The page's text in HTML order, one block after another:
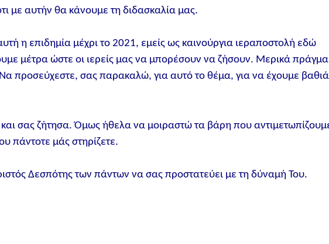
με αυτήν θα κάνουμε τη διδασκαλία μας.
η επιδημία μέχρι το 2021, εμείς ως καινούργια ιεραποστολή εδώ
μέτρα ώστε οι ιερείς μας να μπορέσουν να ζήσουν. Μερικά πράγμα
προσεύχεστε, σας παρακαλώ, για αυτό το θέμα, για να έχουμε βαθιά
σας ζήτησα. Όμως ήθελα να μοιραστώ τα βάρη που
πάντοτε μάς στηρίζετε.
Δεσπότης των πάντων να σας προστατεύει με τη δύναμή Του.